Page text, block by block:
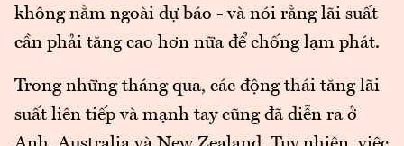
không nằm ngoài dự báo - và nói rằng lãi suất
cần phải tăng cao hơn nữa để chống lạm phát.
Trong những tháng qua, các động thái tăng lãi
suất liên tiếp và mạnh tay cũng đã diễn ra ở